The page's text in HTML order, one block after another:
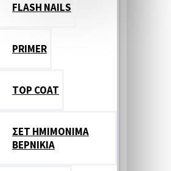
FLASH NAILS
PRIMER
TOP COAT
ΣΕΤ ΗΜΙΜΟΝΙΜΑ
ΒΕΡΝΙΚΙΑ